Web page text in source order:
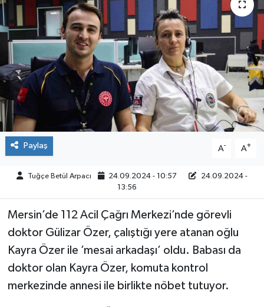
Paylaş A- A+
Tuğçe Betül Arpacı 24.09.2024 - 10:57
24.09.2024 -
13:56
Mersin’de 112 Acil Çağrı Merkezi’nde görevli
doktor Gülizar Özer, çalıştığı yere atanan oğlu
Kayra Özer ile ’mesai arkadaşı’ oldu. Babası da
doktor olan Kayra Özer, komuta kontrol
merkezinde annesi ile birlikte nöbet tutuyor.
YAŞAM
ÇEVRE
İLÇELER
RESMİ İLANLAR
KÜLTÜR
BİLİM&TEKNOLOJİ
BÖLGE
Haber Arşivi